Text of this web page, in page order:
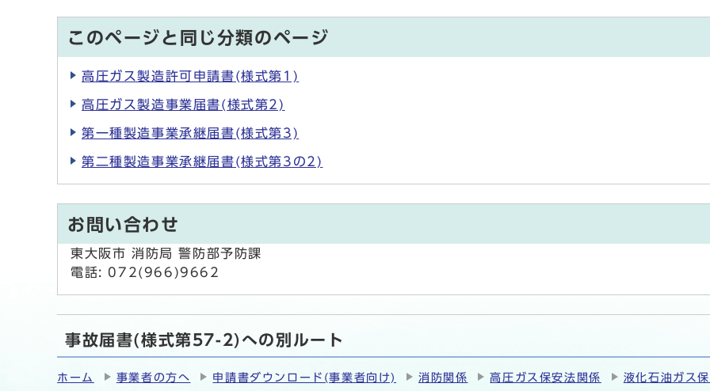
このページと同じ分類のページ
高圧ガス製造許可申請書(様式第1)
高圧ガス製造事業届書(様式第2)
第一種製造事業承継届書(様式第3)
第二種製造事業承継届書(様式第3の2)
お問い合わせ
東大阪市 消防局 警防部予防課
電話: 072(966)9662
事故届書(様式第57-2)への別ルート
ホーム 事業者の方へ 申請書ダウンロード(事業者向け) 消防関係 高圧ガス保安法関係 液化石油ガス